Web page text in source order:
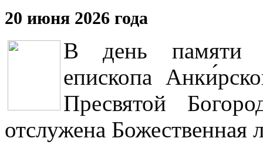
20 июня 2026 года
В день памяти
епископа
Пресвятой
отслужена Божественная